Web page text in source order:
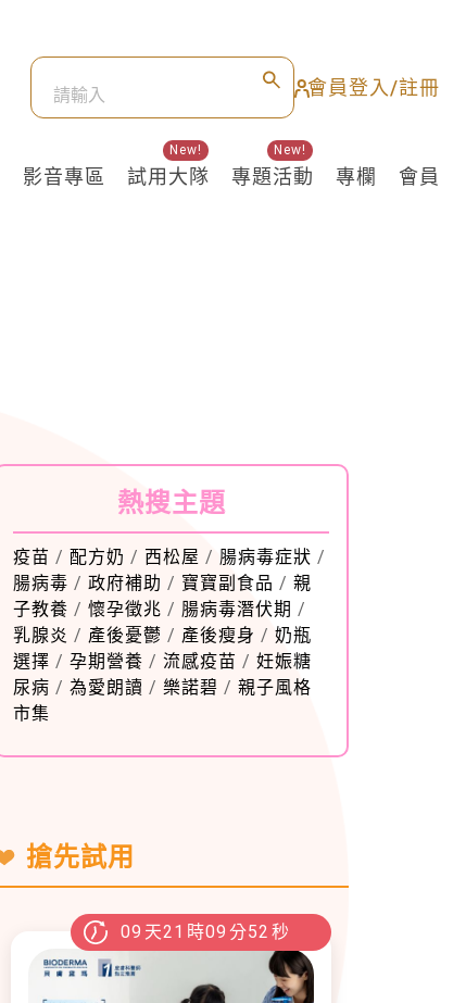
會員登入/註冊
影音專區 試用大隊
New!
專題活動
New!
專欄 會員
熱搜主題
疫苗 / 配方奶 / 西松屋 / 腸病毒症狀 /
腸病毒 / 政府補助 / 寶寶副食品 / 親
子教養 / 懷孕徵兆 / 腸病毒潛伏期 /
乳腺炎 / 產後憂鬱 / 產後瘦身 / 奶瓶
選擇 / 孕期營養 / 流感疫苗 / 妊娠糖
尿病 / 為愛朗讀 / 樂諾碧 / 親子風格
市集
搶先試用
09 天21 時09 分51 秒